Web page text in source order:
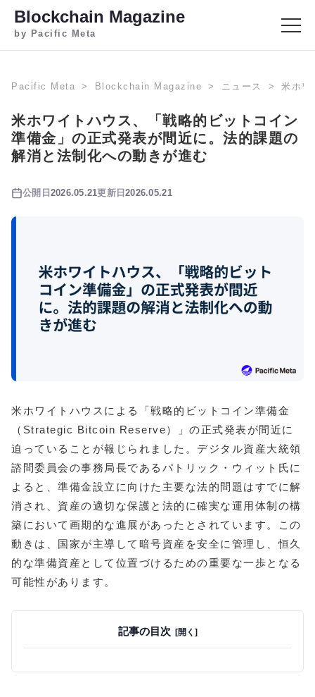
Blockchain Magazine
by Pacific Meta
Pacific Meta Blockchain Magazine ニュース 米ホワ
米ホワイトハウス、「戦略的ビットコイン
準備金」の正式発表が間近に。法的課題の
解消と法制化への動きが進む
公開日 2026.05.21更新日2026.05.21
米ホワイトハウスによる「戦略的ビットコイン準備金
（Strategic Bitcoin Reserve）」の正式発表が間近に
迫っていることが報じられました。デジタル資産大統領
諮問委員会の事務局長であるパトリック・ウィット氏に
よると、準備金設立に向けた主要な法的問題はすでに解
消され、資産の適切な保護と法的に確実な運用体制の構
築において画期的な進展があったとされています。この
動きは、国家が主導して暗号資産を安全に管理し、恒久
的な準備資産として位置づけるための重要な一歩となる
可能性があります。
記事の目次